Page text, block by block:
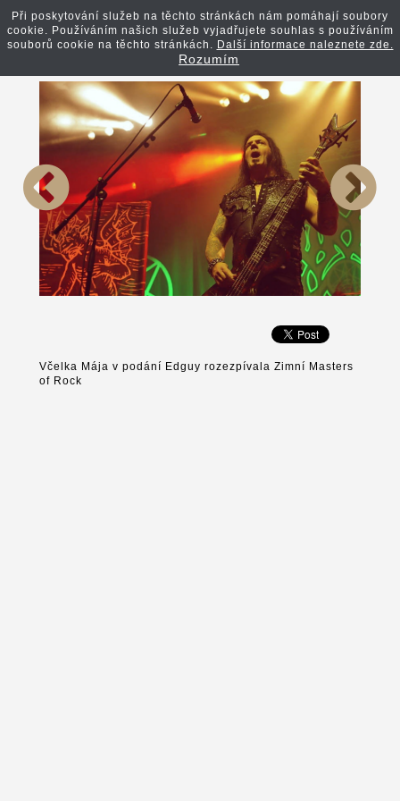
Zpět na článek
Včelka Mája v podání Edguy rozezpívala Zimní Masters
of Rock
Při poskytování služeb na těchto stránkách nám pomáhají soubory
cookie. Používáním našich služeb vyjadřujete souhlas s používáním
souborů cookie na těchto stránkách. Další informace naleznete zde.
Rozumím